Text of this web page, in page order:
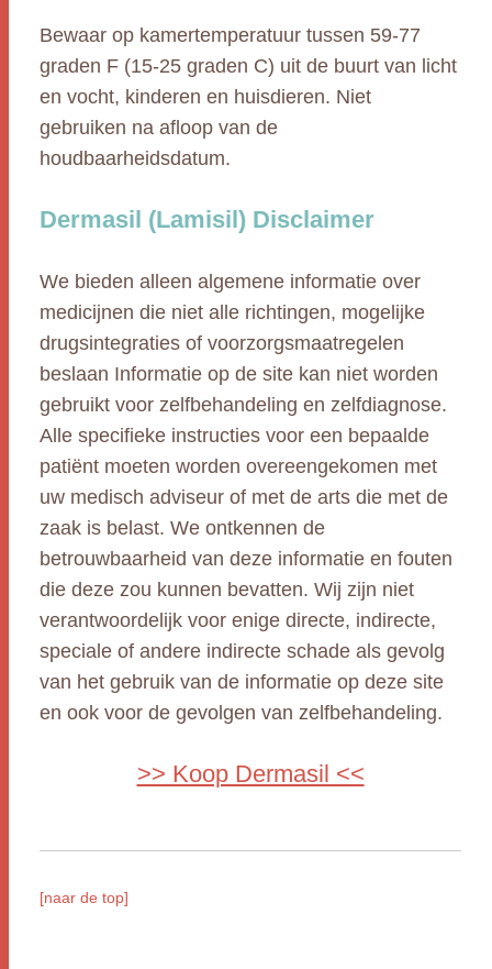
Bewaar op kamertemperatuur tussen 59-77
graden F (15-25 graden C) uit de buurt van licht
en vocht, kinderen en huisdieren. Niet
gebruiken na afloop van de
houdbaarheidsdatum.
Dermasil (Lamisil) Disclaimer
We bieden alleen algemene informatie over
medicijnen die niet alle richtingen, mogelijke
drugsintegraties of voorzorgsmaatregelen
beslaan Informatie op de site kan niet worden
gebruikt voor zelfbehandeling en zelfdiagnose.
Alle specifieke instructies voor een bepaalde
patiënt moeten worden overeengekomen met
uw medisch adviseur of met de arts die met de
zaak is belast. We ontkennen de
betrouwbaarheid van deze informatie en fouten
die deze zou kunnen bevatten. Wij zijn niet
verantwoordelijk voor enige directe, indirecte,
speciale of andere indirecte schade als gevolg
van het gebruik van de informatie op deze site
en ook voor de gevolgen van zelfbehandeling.
>> Koop Dermasil <<
[naar de top]